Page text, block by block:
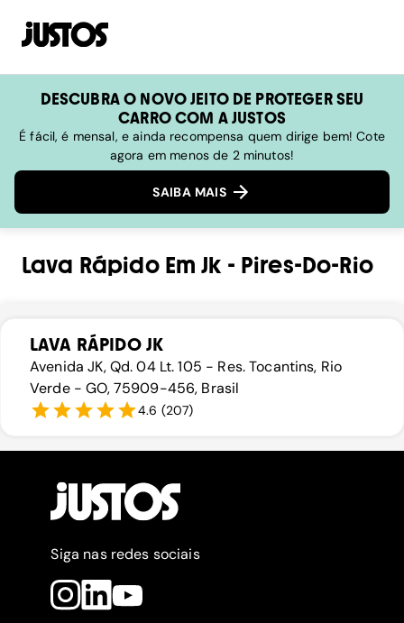
DESCUBRA O NOVO JEITO DE PROTEGER SEU
CARRO COM A JUSTOS
É fácil, é mensal, e ainda recompensa quem dirige bem! Cote
agora em menos de 2 minutos!
SAIBA MAIS
Lava RápidoEmJk - Pires-Do-Rio
LAVA RÁPIDO JK
Avenida JK, Qd. 04 Lt. 105 - Res. Tocantins, Rio
Verde - GO, 75909-456, Brasil
4.6 (207)
Siga nas redes sociais